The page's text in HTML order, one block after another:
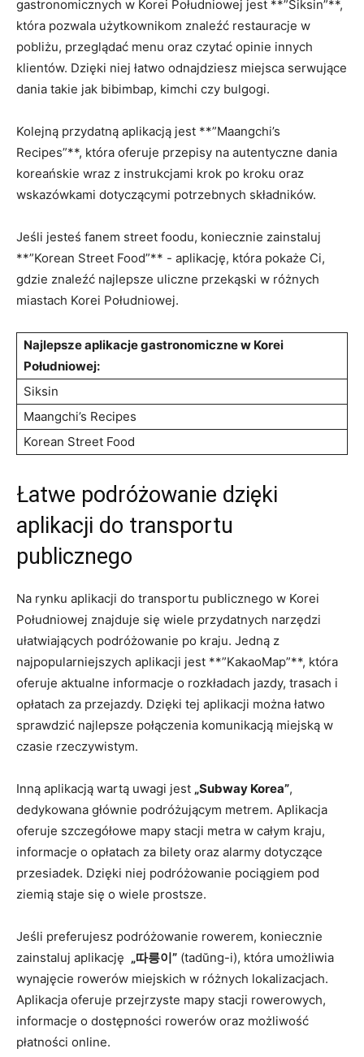
gastronomicznych w ​Korei ⁤Południowej jest **”Siksin”**,
która pozwala użytkownikom znaleźć restauracje w
pobliżu, przeglądać ​menu ⁤oraz czytać opinie⁤ innych
klientów. Dzięki niej łatwo odnajdziesz miejsca ​serwujące
dania takie jak bibimbap, kimchi czy bulgogi.
Kolejną ​przydatną aplikacją jest ​**”Maangchi’s
Recipes”**, która⁢ oferuje przepisy na autentyczne dania‌
koreańskie ⁣wraz z instrukcjami ⁢krok po kroku​ oraz
wskazówkami ⁤dotyczącymi ⁤potrzebnych składników.
Jeśli​ jesteś fanem street foodu, koniecznie zainstaluj‍
**”Korean ​Street‍ Food”** ‌- aplikację, która pokaże‍ Ci,
gdzie znaleźć najlepsze uliczne przekąski w różnych
miastach Korei Południowej.
Najlepsze‍ aplikacje gastronomiczne ⁢w⁣ Korei‌
Południowej:
Siksin
Maangchi’s Recipes
Korean Street ⁣Food
Łatwe podróżowanie dzięki
aplikacji do transportu
publicznego
Na rynku ​aplikacji ‌do transportu ⁤publicznego ⁢w‍ Korei‍
Południowej ​znajduje się wiele‌ przydatnych⁢ narzędzi
ułatwiających podróżowanie po kraju. Jedną z
najpopularniejszych ⁣aplikacji jest **”KakaoMap”**, ‍która
oferuje aktualne informacje ‍o ⁢rozkładach jazdy, trasach i
opłatach za ⁢przejazdy. ‍Dzięki tej aplikacji można łatwo
sprawdzić najlepsze połączenia​ komunikacją miejską w
czasie⁣ rzeczywistym.
Inną aplikacją​ wartą uwagi jest „Subway Korea”,
dedykowana ​głównie‌ podróżującym metrem. Aplikacja
‍oferuje ​szczegółowe ⁤mapy⁣ stacji metra w całym kraju,
informacje o ‍opłatach za bilety ​oraz⁤ alarmy dotyczące
przesiadek. Dzięki niej podróżowanie‍ pociągiem‌ pod
ziemią staje ⁣się o wiele prostsze.
Jeśli preferujesz podróżowanie rowerem,⁤ koniecznie
zainstaluj aplikację ⁢ „따릉이” ⁤(tadŭng-i), która umożliwia
wynajęcie rowerów miejskich w różnych lokalizacjach.
Aplikacja⁣ oferuje przejrzyste mapy stacji rowerowych,
informacje o dostępności⁣ rowerów oraz możliwość
płatności online.